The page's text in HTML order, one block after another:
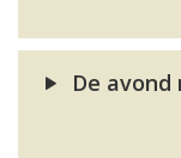
De avond